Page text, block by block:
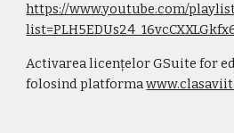
https://www.youtube.com/
Activarea licențelor GSuite for
folosind platforma